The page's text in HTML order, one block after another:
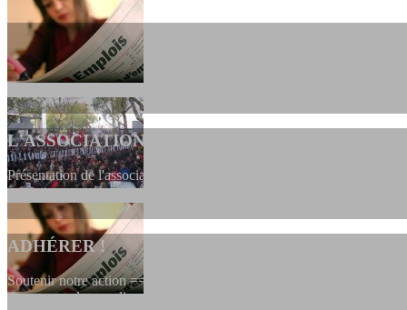
L'ASSOCIATION
Présentation de l'association et de sa charte qui encadre nos actions
ADHÉRER !
Soutenir notre action ==> Si vous souhaitez adhérer à
dessous, en le remplissant et en...